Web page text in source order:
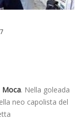
Moca. Nella goleada
neo capolista del